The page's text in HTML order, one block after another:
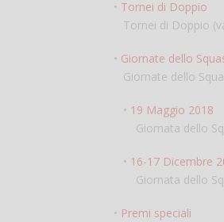
• Tornei di Doppio
Tornei di Doppio
• Giornate dello
Giornate dello
• 19 Maggio 2018
Giornata dello
• 16-17 Dicembre
Giornata dello
• Premi speciali